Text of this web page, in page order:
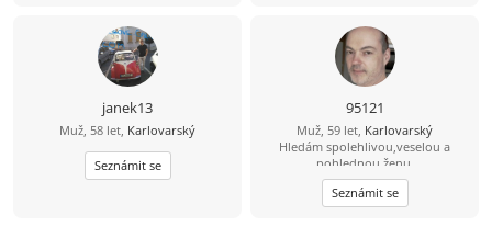
janek13
Muž, 58 let, Karlovarský
Seznámit se
95121
Muž, 59 let, Karlovarský
Hledám spolehlivou,veselou a
pohlednou ženu.
Seznámit se